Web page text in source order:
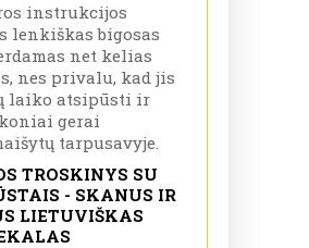
instrukcijos
lenkiškas bigosas
net kelias
nes privalu, kad jis
laiko atsipūsti ir
gerai
tarpusavyje.
TROSKINYS SU
- SKANUS IR
LIETUVIŠKAS